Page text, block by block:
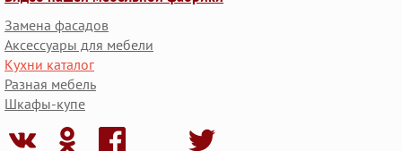
Замена фасадов
Аксессуары для мебели
Кухни каталог
Разная мебель
Шкафы-купе